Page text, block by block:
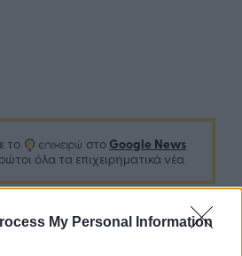
My Personal Information
το στο Google News
όλα τα επιχειρηματικά νέα
τελευταίες επιχειρηματικές